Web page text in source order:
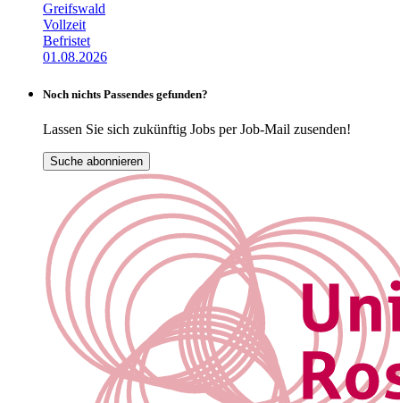
Greifswald
Vollzeit
Befristet
01.08.2026
Noch nichts Passendes gefunden?
Lassen Sie sich zukünftig Jobs per Job-Mail zusenden!
Suche abonnieren